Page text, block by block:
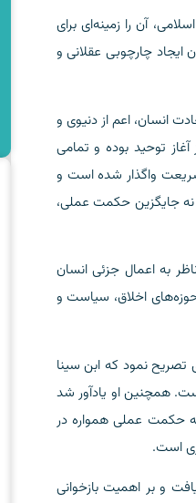
آن را زمینه‌ای برای
چارچوبی عقلانی و
انسان، اعم از دنیوی و
توحید بوده و تمامی
واگذار شده است و
نه جایگزین حکمت عملی،
به اعمال جزئی انسان
اخلاق، سیاست و
نمود که ابن سینا
همچنین او یادآور شد
حکمت عملی همواره در
است.
و بر اهمیت بازخوانی